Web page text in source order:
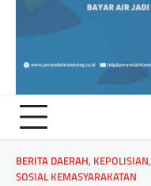
BERITA DAERAH, KEPOLISIAN,
SOSIAL KEMASYARAKATAN